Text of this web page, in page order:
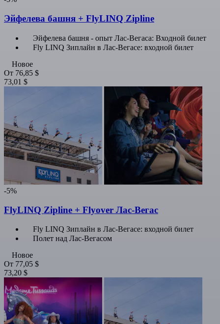
Эйфелева башня + FlyLINQ Zipline
Эйфелева башня - опыт Лас-Вегаса: Входной билет
Fly LINQ Зиплайн в Лас-Вегасе: входной билет
Новое
От 76,85 $
73,01 $
-5%
FlyLINQ Zipline + Flyover Лас-Вегас
Fly LINQ Зиплайн в Лас-Вегасе: входной билет
Полет над Лас-Вегасом
Новое
От 77,05 $
73,20 $